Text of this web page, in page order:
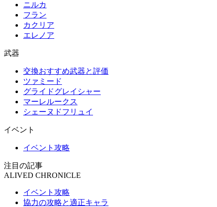
ニルカ
フラン
カクリア
エレノア
武器
交換おすすめ武器と評価
ツァミード
グライドグレイシャー
マーレルークス
シェーヌドフリュイ
イベント
イベント攻略
注目の記事
ALIVED CHRONICLE
イベント攻略
協力の攻略と適正キャラ